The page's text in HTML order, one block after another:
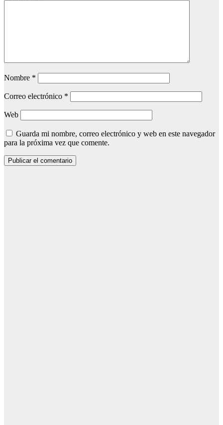
Nombre *
Correo electrónico *
Web
Guarda mi nombre, correo electrónico y web en este navegador
para la próxima vez que comente.